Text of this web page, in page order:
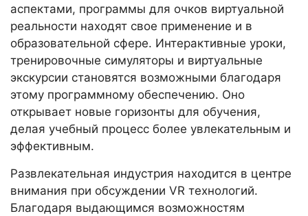
аспектами, программы для очков виртуальной
реальности находят свое применение и в
образовательной сфере. Интерактивные уроки,
тренировочные симуляторы и виртуальные
экскурсии становятся возможными благодаря
этому программному обеспечению. Оно
открывает новые горизонты для обучения,
делая учебный процесс более увлекательным и
эффективным.
Развлекательная индустрия находится в центре
внимания при обсуждении VR технологий.
Благодаря выдающимся возможностям